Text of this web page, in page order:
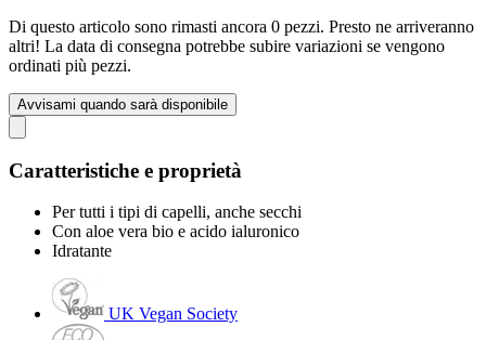
Di questo articolo sono rimasti ancora 0 pezzi. Presto ne arriveranno
altri! La data di consegna potrebbe subire variazioni se vengono
ordinati più pezzi.
Avvisami quando sarà disponibile
Caratteristiche e proprietà
Per tutti i tipi di capelli, anche secchi
Con aloe vera bio e acido ialuronico
Idratante
UK Vegan Society